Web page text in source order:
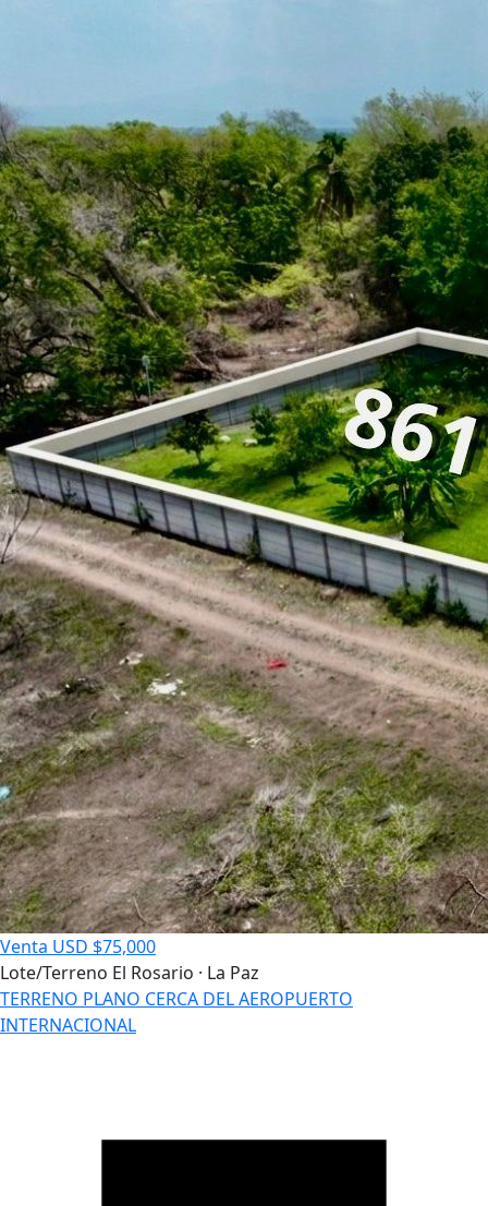
Venta USD $75,000
Lote/Terreno El Rosario · La Paz
TERRENO PLANO CERCA DEL AEROPUERTO
INTERNACIONAL